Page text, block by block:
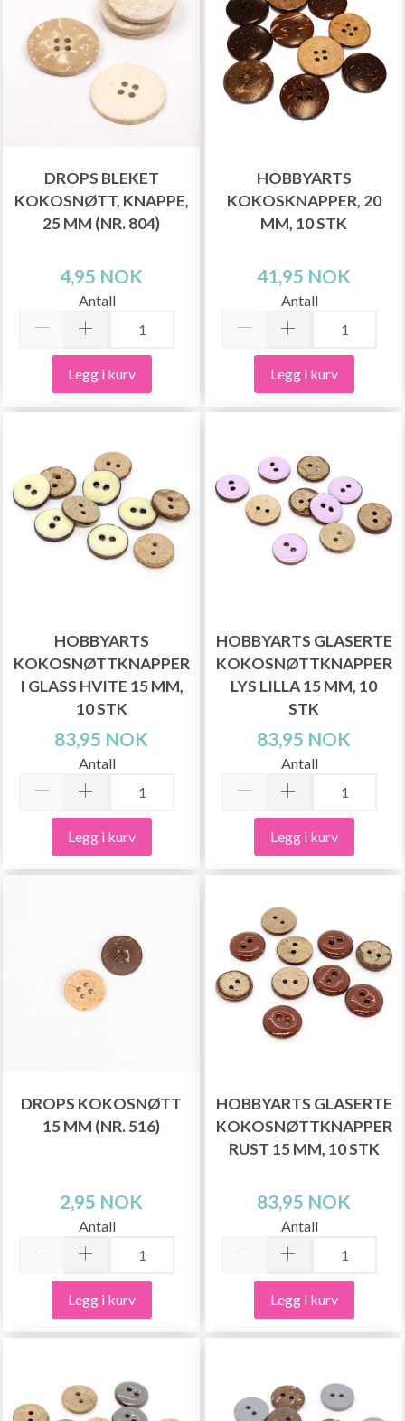
DROPS BLEKET
KOKOSNØTT, KNAPPE,
25 MM (NR. 804)
4,95 NOK
Antall
Legg i kurv
HOBBYARTS
KOKOSKNAPPER, 20
MM, 10 STK
41,95 NOK
Antall
Legg i kurv
HOBBYARTS
KOKOSNØTTKNAPPER
I GLASS HVITE 15 MM,
10 STK
83,95 NOK
Antall
Legg i kurv
HOBBYARTS GLASERTE
KOKOSNØTTKNAPPER
LYS LILLA 15 MM, 10
STK
83,95 NOK
Antall
Legg i kurv
DROPS KOKOSNØTT
15 MM (NR. 516)
2,95 NOK
Antall
Legg i kurv
HOBBYARTS GLASERTE
KOKOSNØTTKNAPPER
RUST 15 MM, 10 STK
83,95 NOK
Antall
Legg i kurv